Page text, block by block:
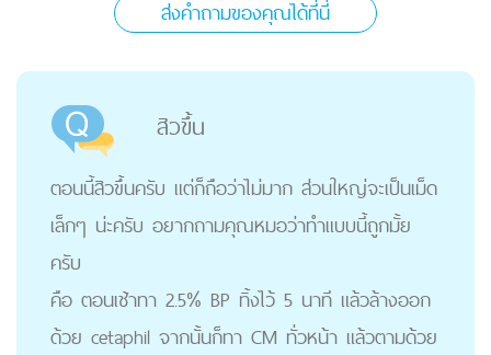
ส่งคำถามของคุณได้ที่นี่
สิวขึ้น
ตอนนี้สิวขึ้นครับ แต่ก็ถือว่าไม่มาก ส่วนใหญ่จะเป็นเม็ด
เล็กๆ น่ะครับ อยากถามคุณหมอว่าทำแบบนี้ถูกมั้ย
ครับ
คือ ตอนเช้าทา 2.5% BP ทิ้งไว้ 5 นาที แล้วล้างออก
ด้วย cetaphil จากนั้นก็ทา CM ทั่วหน้า แล้วตามด้วย